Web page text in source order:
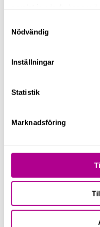
Nödvändig
Inställningar
Statistik
Marknadsföring